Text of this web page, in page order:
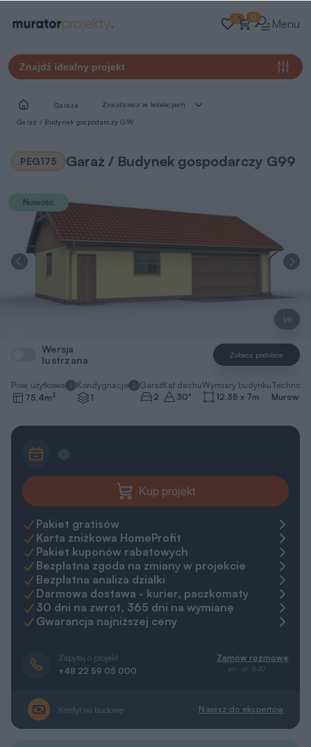
0 0 Menu
Znajdź idealny projekt
Garaże Znajdziesz w kolekcjach
Garaż / Budynek gospodarczy G99
PEG175 Garaż / Budynek gospodarczy G99
1/6
Nowość
Wersja
lustrzana
Zobacz podobne
Pow. użytkowa
75,4m2
Kondygnacje
1
Garaż
2
Kąt dachu
30°
Wymiary budynku
12,35 x 7m
Murowa
Kup projekt
Pakiet gratisów
Karta zniżkowa HomeProfit
Pakiet kuponów rabatowych
Bezpłatna zgoda na zmiany w projekcie
Bezpłatna analiza działki
Darmowa dostawa - kurier, paczkomaty
30 dni na zwrot, 365 dni na wymianę
Gwarancja najniższej ceny
Zapytaj o projekt
+48 22 59 05 000
Zamów rozmowę
pn.-pt. 8-20
Kredyt na budowę Napisz do ekspertów